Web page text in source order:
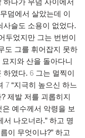
나가 무덤 사이에서
덤에서 살았는데 이
사슬도 소용이 없었다.
두었지만 그는 번번이
도 그를 휘어잡지 못하
지와 산을 돌아다니
하였다. 6 그는 멀찍이
7 “지극히 높으신 하느
제발 저를 괴롭히지
은 예수께서 악령을 보
나오너라.” 하고 명
이 무엇이냐?” 하고